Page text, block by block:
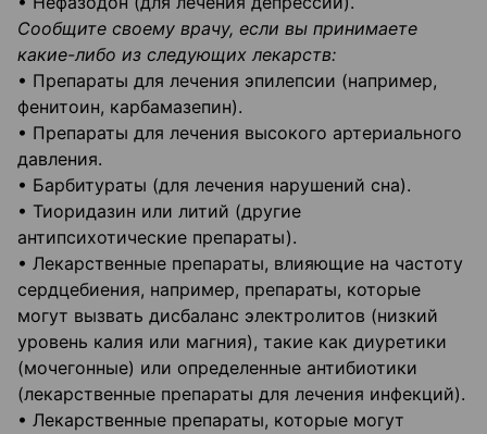
Сообщите своему врачу, если вы принимаете
какие-либо из следующих лекарств:
• Препараты для лечения эпилепсии (например,
фенитоин, карбамазепин).
• Препараты для лечения высокого артериального
давления.
• Барбитураты (для лечения нарушений сна).
• Тиоридазин или литий (другие
антипсихотические препараты).
• Лекарственные препараты, влияющие на частоту
сердцебиения, например, препараты, которые
могут вызвать дисбаланс электролитов (низкий
уровень калия или магния), такие как диуретики
(мочегонные) или определенные антибиотики
(лекарственные препараты для лечения инфекций).
• Лекарственные препараты, которые могут